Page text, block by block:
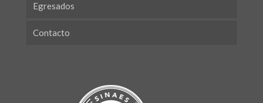
Egresados
Contacto